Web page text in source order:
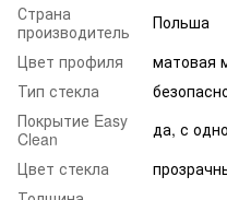
Страна
производитель
Польша
Цвет профиля
матовая
Тип стекла
Покрытие Easy
Clean
да, с
Цвет стекла